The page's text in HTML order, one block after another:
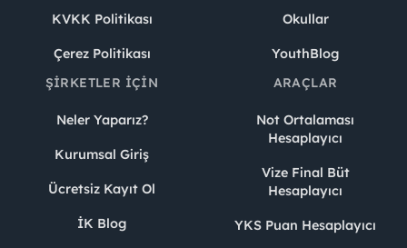
KVKK Politikası
Çerez Politikası
Okullar
YouthBlog
ŞIRKETLER İÇIN
Neler Yaparız?
Kurumsal Giriş
Ücretsiz Kayıt Ol
İK Blog
ARAÇLAR
Not Ortalaması
Hesaplayıcı
Vize Final Büt
Hesaplayıcı
YKS Puan Hesaplayıcı